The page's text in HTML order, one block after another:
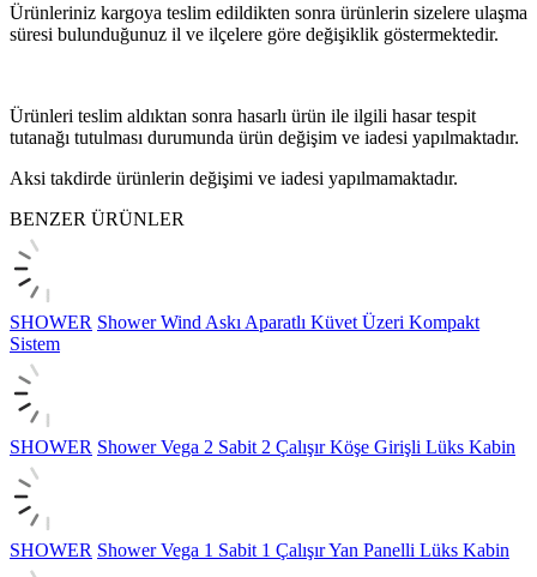
Ürünleriniz kargoya teslim edildikten sonra ürünlerin sizelere ulaşma
süresi bulunduğunuz il ve ilçelere göre değişiklik göstermektedir.
Ürünleri teslim aldıktan sonra hasarlı ürün ile ilgili hasar tespit
tutanağı tutulması durumunda ürün değişim ve iadesi yapılmaktadır.
Aksi takdirde ürünlerin değişimi ve iadesi yapılmamaktadır.
BENZER ÜRÜNLER
SHOWER Shower Wind Askı Aparatlı Küvet Üzeri Kompakt
Sistem
SHOWER Shower Vega 2 Sabit 2 Çalışır Köşe Girişli Lüks Kabin
SHOWER Shower Vega 1 Sabit 1 Çalışır Yan Panelli Lüks Kabin